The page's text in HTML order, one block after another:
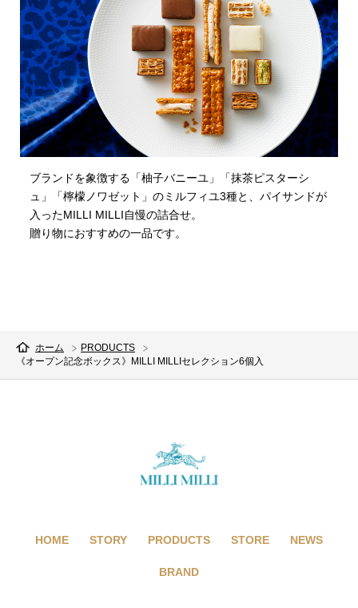
ブランドを象徴する「柚子バニーユ」「抹茶ピスターシ
ュ」「檸檬ノワゼット」のミルフィユ3種と、パイサンドが
入ったMILLI MILLI自慢の詰合せ。
贈り物におすすめの一品です。
ホーム
PRODUCTS
《オープン記念ボックス》MILLI MILLIセレクション6個入
HOME STORY PRODUCTS STORE NEWS
BRAND